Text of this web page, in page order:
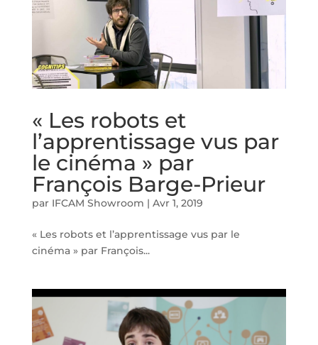
« Les robots et
l’apprentissage vus par
le cinéma » par
François Barge-Prieur
par IFCAM Showroom | Avr 1, 2019
« Les robots et l’apprentissage vus par le
cinéma » par François...